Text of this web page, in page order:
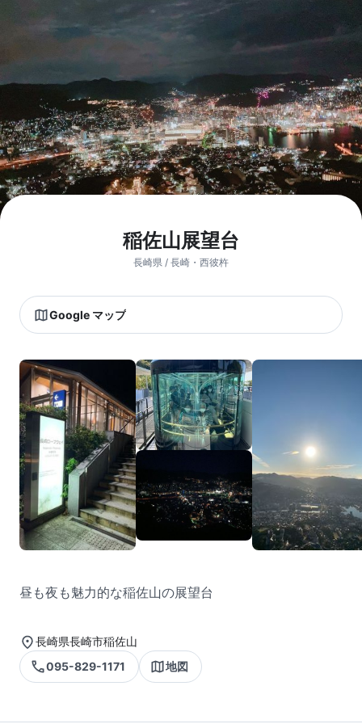
稲佐山展望台
長崎県 / 長崎・西彼杵
Google マップ
昼も夜も魅力的な稲佐山の展望台
長崎県長崎市稲佐山
095-829-1171
地図